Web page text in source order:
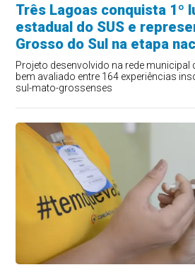
Três Lagoas conquista 1º
estadual do SUS e
Grosso do Sul na etapa
Projeto desenvolvido na rede municipal
bem avaliado entre 164 experiências
sul-mato-grossenses